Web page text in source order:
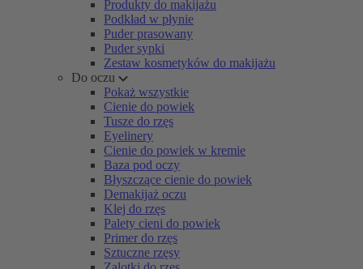
Produkty do makijażu
Podkład w płynie
Puder prasowany
Puder sypki
Zestaw kosmetyków do makijażu
Do oczu
Pokaż wszystkie
Cienie do powiek
Tusze do rzęs
Eyelinery
Cienie do powiek w kremie
Baza pod oczy
Błyszczące cienie do powiek
Demakijaż oczu
Klej do rzęs
Palety cieni do powiek
Primer do rzęs
Sztuczne rzęsy